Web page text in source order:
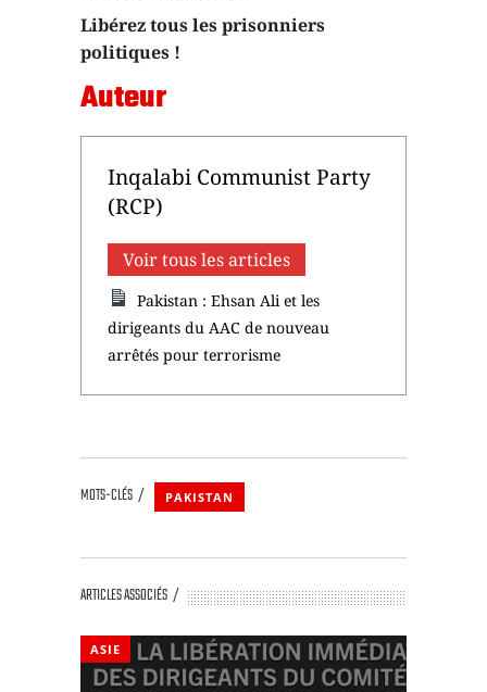
Libérez tous les prisonniers
politiques !
Auteur
Inqalabi Communist Party
(RCP)
Voir tous les articles
Pakistan : Ehsan Ali et les
dirigeants du AAC de nouveau
arrêtés pour terrorisme
MOTS-CLÉS PAKISTAN
ARTICLES ASSOCIÉS
ASIE